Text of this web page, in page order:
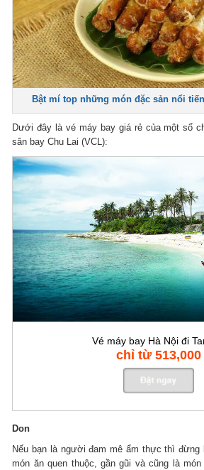
Bật mí top những món đặc sản nổi
Dưới đây là vé máy bay giá rẻ của một số
sân bay Chu Lai (VCL):
Vé máy bay Hà Nội đi
chỉ từ 513,000
Don
Nếu bạn là người đam mê ẩm thực thì đừng
món ăn quen thuộc, gần gũi và cũng là